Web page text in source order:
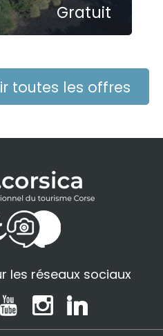
Gratuit
toutes les offres
les réseaux sociaux